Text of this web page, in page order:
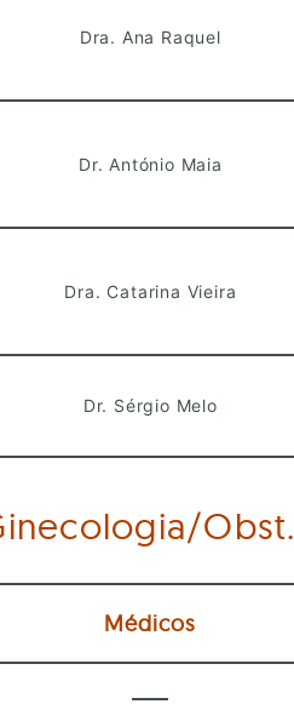
Dra. Ana Raquel
Dr. António Maia
Dra. Catarina Vieira
Dr. Sérgio Melo
Obst.
Médicos